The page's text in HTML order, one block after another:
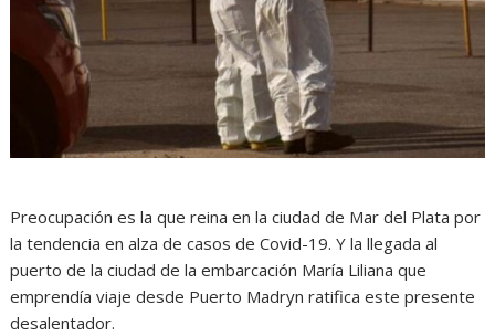
Preocupación es la que reina en la ciudad de Mar del Plata por
la tendencia en alza de casos de Covid-19. Y la llegada al
puerto de la ciudad de la embarcación María Liliana que
emprendía viaje desde Puerto Madryn ratifica este presente
desalentador.